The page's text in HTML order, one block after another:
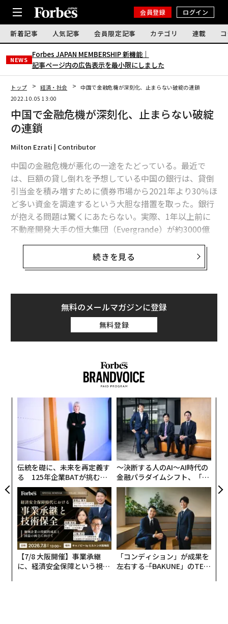
会員登録 ログイン
新着記事 人気記事 会員限定記事 カテゴリ 連載
NEWS
Forbes JAPAN MEMBERSHIP 新機能｜
記事ページ内の広告表示を最小限にしました
トップ 経済・社会
中国で金融危機が深刻化、止まらない破綻の連鎖
2022.10.05 13:00
中国で金融危機が深刻化、止まらない破綻
の連鎖
Milton Ezrati | Contributor
中国の金融危機が悪化の一途をたどっている。最近で
は、巨額の貸し倒れを予想している中国の銀行は、貸倒
引当金を積み増すために債券市場から2021年より30％ほ
ど多い資金を調達するという大胆な措置を取った。銀行
が抱える問題は驚くにあたらない。実際、1年以上前に
不動産開発大手の恒大集団（Evergrande）が約3000億
ドル（約43兆円）の債務を返済できなくなったと発表し
たことに端を発した危機が拡大する中での新たな動きに
すぎない。
当時、中国政府は明らかに何が起こるか理解しておら
ず、それ以来、中国金融の特徴となっている破綻の連鎖
の拡大を止めるために迅速かつ完全に十分な対応を取る
ことを拒否した。中国政府がもっと断固とした態度で臨
まなければ、通常こうした破綻や危機は拡大し続ける。
中国が経験していることは、金融危機がどのように展開
するかをイラストで示す教科書のようなものだ。ある業
界の破綻が他業界の破綻を招き、それにともなう恐怖と
信頼の欠如によってシステムがうまく機能しなくなり、
経済成長をまったく支えることができなくなっている。
続きを見る
無料のメールマガジンに登録
無料登録
伝統を礎に、未来を再定義す
る 125年企業BATが挑むス
モークレスな未来
〜決断する人のAI〜AI時代の
金融パラダイムシフト、「超
個別化」の核心 【MUFG×ウ
ェルスナビ×PwC】
【7/8 大阪開催】事業承継
に、経済安全保障という視点
「コンディション」が成果を
左右する――「BAKUNE」のTEN